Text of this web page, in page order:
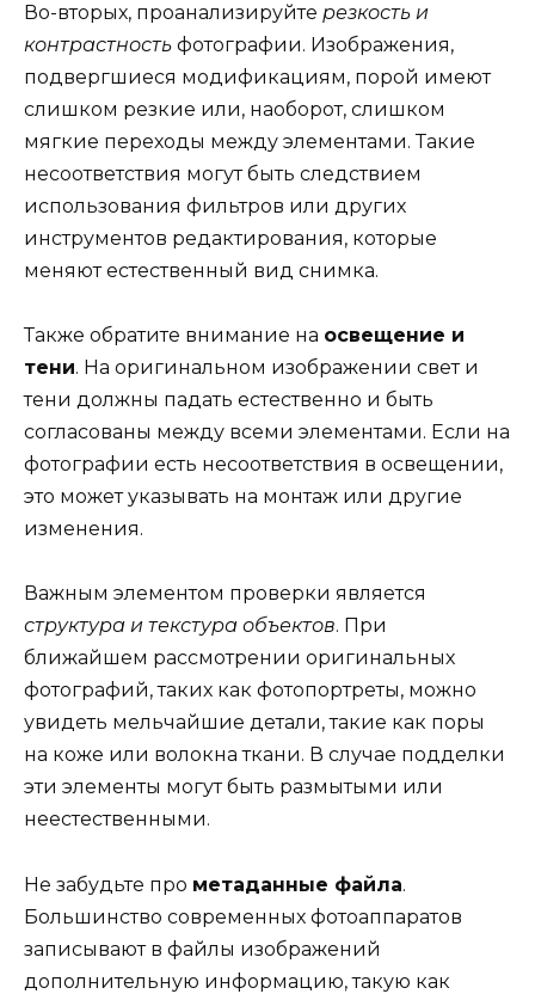
Во-вторых, проанализируйте резкость и
контрастность фотографии. Изображения,
подвергшиеся модификациям, порой имеют
слишком резкие или, наоборот, слишком
мягкие переходы между элементами. Такие
несоответствия могут быть следствием
использования фильтров или других
инструментов редактирования, которые
меняют естественный вид снимка.
Также обратите внимание на освещение и
тени. На оригинальном изображении свет и
тени должны падать естественно и быть
согласованы между всеми элементами. Если на
фотографии есть несоответствия в освещении,
это может указывать на монтаж или другие
изменения.
Важным элементом проверки является
структура и текстура объектов. При
ближайшем рассмотрении оригинальных
фотографий, таких как фотопортреты, можно
увидеть мельчайшие детали, такие как поры
на коже или волокна ткани. В случае подделки
эти элементы могут быть размытыми или
неестественными.
Не забудьте про метаданные файла.
Большинство современных фотоаппаратов
записывают в файлы изображений
дополнительную информацию, такую как